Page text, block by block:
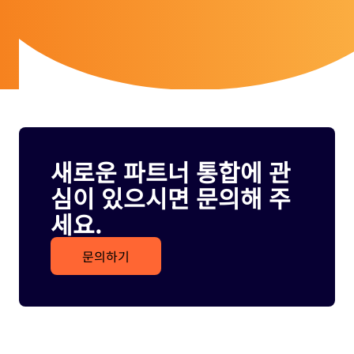
새로운 파트너 통합에 관
심이 있으시면 문의해 주
세요.
문의하기